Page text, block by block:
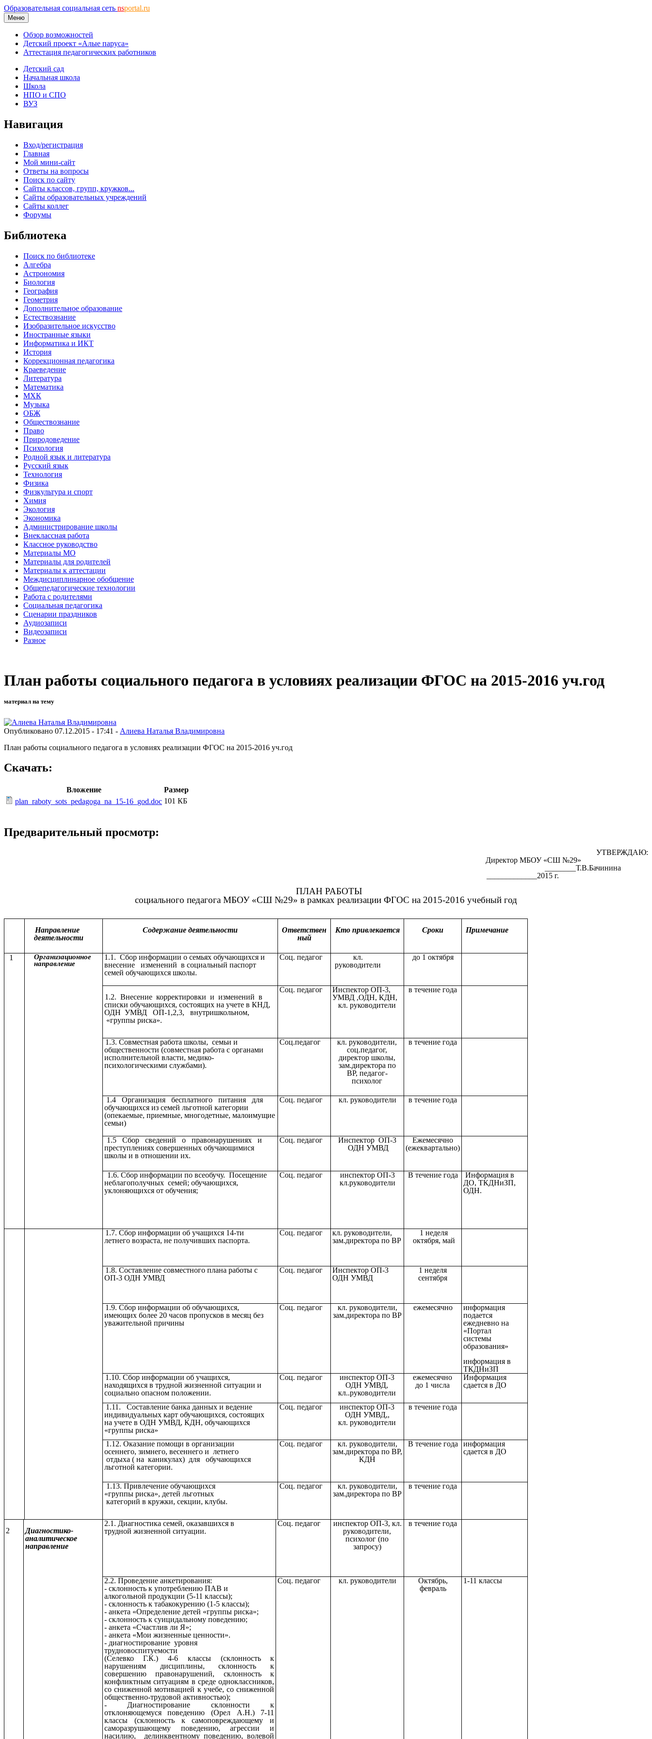
Образовательная социальная сеть nsportal.ru
Меню
Обзор возможностей
Детский проект «Алые паруса»
Аттестация педагогических работников
Детский сад
Начальная школа
Школа
НПО и СПО
ВУЗ
Навигация
Вход/регистрация
Главная
Мой мини-сайт
Ответы на вопросы
Поиск по сайту
Сайты классов, групп, кружков...
Сайты образовательных учреждений
Сайты коллег
Форумы
Библиотека
Поиск по библиотеке
Алгебра
Астрономия
Биология
География
Геометрия
Дополнительное образование
Естествознание
Изобразительное искусство
Иностранные языки
Информатика и ИКТ
История
Коррекционная педагогика
Краеведение
Литература
Математика
МХК
Музыка
ОБЖ
Обществознание
Право
Природоведение
Психология
Родной язык и литература
Русский язык
Технология
Физика
Физкультура и спорт
Химия
Экология
Экономика
Администрирование школы
Внеклассная работа
Классное руководство
Материалы МО
Материалы для родителей
Материалы к аттестации
Междисциплинарное обобщение
Общепедагогические технологии
Работа с родителями
Социальная педагогика
Сценарии праздников
Аудиозаписи
Видеозаписи
Разное
План работы социального педагога в условиях реализации ФГОС на 2015-2016 уч.год
материал на тему
Опубликовано 07.12.2015 - 17:41 - Алиева Наталья Владимировна
План работы социального педагога в условиях реализации ФГОС на 2015-2016 уч.год
Скачать:
Вложение
Размер
plan_raboty_sots_pedagoga_na_15-16_god.doc 101 КБ
Предварительный просмотр:
УТВЕРЖДАЮ:
Директор МБОУ «СШ №29»
________Т.В.Бачинина
_____________2015 г.
ПЛАН РАБОТЫ
социального педагога МБОУ «СШ №29» в рамках реализации ФГОС на 2015-2016 учебный год
Направление
деятельности
Содержание деятельности
Ответствен
ный
Кто привлекается Сроки Примечание
1
Организационное
направление
1.1. Сбор информации о семьях обучающихся и
внесение изменений в социальный паспорт
семей обучающихся школы.
Соц. педагог
кл.
руководители
до 1 октября
1.2. Внесение корректировки и изменений в
списки обучающихся, состоящих на учете в КНД,
ОДН УМВД ОП-1,2,3, внутришкольном,
«группы риска».
Соц. педагог
Инспектор ОП-3,
УМВД ,ОДН, КДН,
кл. руководители
в течение года
1.3. Совместная работа школы, семьи и
общественности (совместная работа с органами
исполнительной власти, медико-
психологическими службами).
Соц.педагог
кл. руководители,
соц.педагог,
директор школы,
зам.директора по
ВР, педагог-
психолог
в течение года
1.4 Организация бесплатного питания для
обучающихся из семей льготной категории
(опекаемые, приемные, многодетные, малоимущие
семьи)
Соц. педагог кл. руководители в течение года
1.5 Сбор сведений о правонарушениях и
преступлениях совершенных обучающимися
школы и в отношении их.
Соц. педагог
Инспектор ОП-3
ОДН УМВД
Ежемесячно
(ежеквартально)
1.6. Сбор информации по всеобучу. Посещение
неблагополучных семей; обучающихся,
уклоняющихся от обучения;
Соц. педагог
инспектор ОП-3
кл.руководители
В течение года
Информация в
ДО, ТКДНиЗП,
ОДН.
1.7. Сбор информации об учащихся 14-ти
летнего возраста, не получивших паспорта.
Соц. педагог
кл. руководители,
зам.директора по ВР
1 неделя
октября, май
1.8. Составление совместного плана работы с
ОП-3 ОДН УМВД
Соц. педагог
Инспектор ОП-3
ОДН УМВД
1 неделя
сентября
1.9. Сбор информации об обучающихся,
имеющих более 20 часов пропусков в месяц без
уважительной причины
Соц. педагог
кл. руководители,
зам.директора по ВР
ежемесячно
информация
подается
ежедневно на
«Портал
системы
образования»
информация в
ТКДНиЗП
1.10. Сбор информации об учащихся,
находящихся в трудной жизненной ситуации и
социально опасном положении.
Соц. педагог
инспектор ОП-3
ОДН УМВД,
кл..руководители
ежемесячно
до 1 числа
Информация
сдается в ДО
1.11. Составление банка данных и ведение
индивидуальных карт обучающихся, состоящих
на учете в ОДН УМВД, КДН, обучающихся
«группы риска»
Соц. педагог
инспектор ОП-3
ОДН УМВД,,
кл. руководители
в течение года
1.12. Оказание помощи в организации
осеннего, зимнего, весеннего и летнего
отдыха ( на каникулах) для обучающихся
льготной категории.
Соц. педагог
кл. руководители,
зам.директора по ВР,
КДН
В течение года
информация
сдается в ДО
1.13. Привлечение обучающихся
«группы риска», детей льготных
категорий в кружки, секции, клубы.
Соц. педагог
кл. руководители,
зам.директора по ВР
в течение года
2
Диагностико-
аналитическое
направление
2.1. Диагностика семей, оказавшихся в
трудной жизненной ситуации.
Соц. педагог
инспектор ОП-3, кл.
руководители,
психолог (по
запросу)
в течение года
2.2. Проведение анкетирования:
- склонность к употреблению ПАВ и
алкогольной продукции (5-11 классы);
- склонность к табакокурению (1-5 классы);
- анкета «Определение детей «группы риска»;
- склонность к суицидальному поведению;
- анкета «Счастлив ли Я»;
- анкета «Мои жизненные ценности».
- диагностирование уровня
трудновоспитуемости
(Селевко Г.К.) 4-6 классы (склонность к
нарушениям дисциплины, склонность к
совершению правонарушений, склонность к
конфликтным ситуациям в среде одноклассников,
со сниженной мотивацией к учебе, со сниженной
общественно-трудовой активностью);
- Диагностирование склонности к
отклоняющемуся поведению (Орел А.Н.) 7-11
классы (склонность к самоповреждающему и
саморазрушающему поведению, агрессии и
насилию, делинквентному поведению, волевой
Соц. педагог кл. руководители
Октябрь,
февраль
1-11 классы